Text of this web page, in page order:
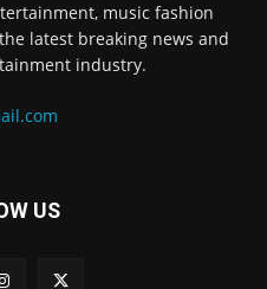
music fashion
latest breaking news and
industry.
US